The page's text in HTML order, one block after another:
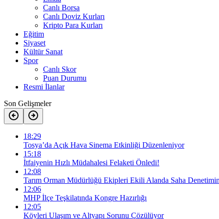
Canlı Borsa
Canlı Doviz Kurları
Kripto Para Kurları
Eğitim
Siyaset
Kültür Sanat
Spor
Canlı Skor
Puan Durumu
Resmi İlanlar
Son Gelişmeler
18:29
Tosya’da Açık Hava Sinema Etkinliği Düzenleniyor
15:18
İtfaiyenin Hızlı Müdahalesi Felaketi Önledi!
12:08
Tarım Orman Müdürlüğü Ekipleri Ekili Alanda Saha
12:06
MHP İlçe Teşkilatında Kongre Hazırlığı
12:05
Köyleri Ulaşım ve Altyapı Sorunu Çözülüyor